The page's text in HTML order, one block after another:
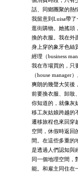
話、同鄉團聚的熱
我留意到Luisa帶
逛街購物。她搖頭
換的衣服。我在外
身上穿的象牙色絲
經理（business
我在市場買的，只
（house manager）
爽朗的幾聲大笑後
前要換衣服、卸妝
你知道的，就像灰
移工灰姑娘跨越的
遷移旅程也來回穿
空間，休假時返回
間。在這些多重的
是透過人們認知與
同一個地理空間，
能。和雇主同住在